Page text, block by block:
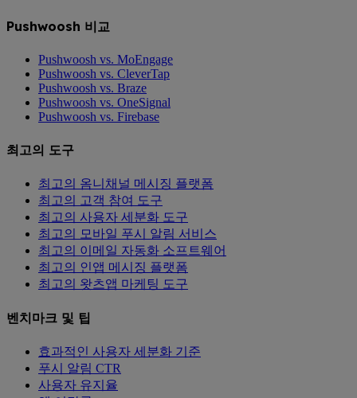
Pushwoosh 비교
Pushwoosh vs. MoEngage
Pushwoosh vs. CleverTap
Pushwoosh vs. Braze
Pushwoosh vs. OneSignal
Pushwoosh vs. Firebase
최고의 도구
최고의 옴니채널 메시징 플랫폼
최고의 고객 참여 도구
최고의 사용자 세분화 도구
최고의 모바일 푸시 알림 서비스
최고의 이메일 자동화 소프트웨어
최고의 인앱 메시징 플랫폼
최고의 왓츠앱 마케팅 도구
벤치마크 및 팁
효과적인 사용자 세분화 기준
푸시 알림 CTR
사용자 유지율